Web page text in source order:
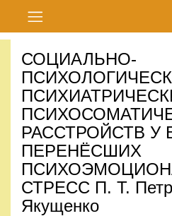
Блог
Курсы
Магазин
Карта
сайта
СОЦИАЛЬНО-
РАССТРОЙСТВ У
ПЕРЕНЁСШИХ
СТРЕСС П. Т.
Якущенко